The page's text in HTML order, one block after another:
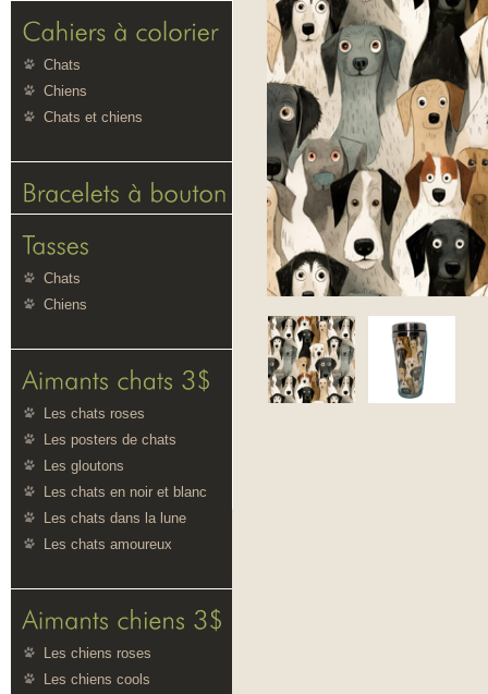
Chats
Chiens
Chats et chiens
Chats
Chiens
Les chats roses
Les posters de chats
Les gloutons
Les chats en noir et blanc
Les chats dans la lune
Les chats amoureux
Les chiens roses
Les chiens cools